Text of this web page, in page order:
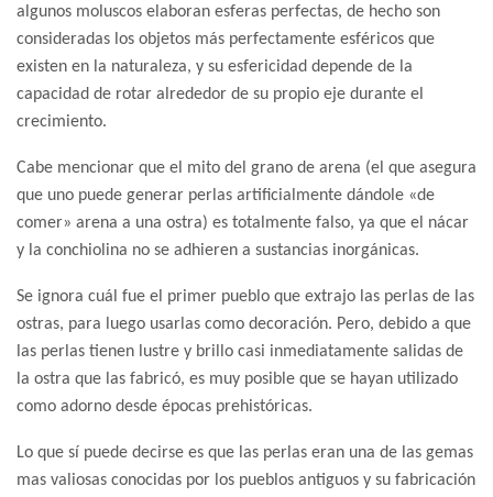
algunos moluscos elaboran esferas perfectas, de hecho son
consideradas los objetos más perfectamente esféricos que
existen en la naturaleza, y su esfericidad depende de la
capacidad de rotar alrededor de su propio eje durante el
crecimiento.
Cabe mencionar que el mito del grano de arena (el que asegura
que uno puede generar perlas artificialmente dándole «de
comer» arena a una ostra) es totalmente falso, ya que el nácar
y la conchiolina no se adhieren a sustancias inorgánicas.
Se ignora cuál fue el primer pueblo que extrajo las perlas de las
ostras, para luego usarlas como decoración. Pero, debido a que
las perlas tienen lustre y brillo casi inmediatamente salidas de
la ostra que las fabricó, es muy posible que se hayan utilizado
como adorno desde épocas prehistóricas.
Lo que sí puede decirse es que las perlas eran una de las gemas
mas valiosas conocidas por los pueblos antiguos y su fabricación